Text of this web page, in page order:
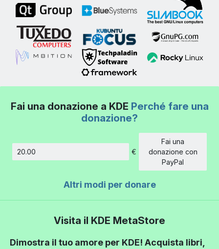
Fai una donazione a KDE Perché fare una
donazione?
Importo
€
Fai una
donazione con
PayPal
Altri modi per donare
Visita il KDE MetaStore
Dimostra il tuo amore per KDE! Acquista libri,